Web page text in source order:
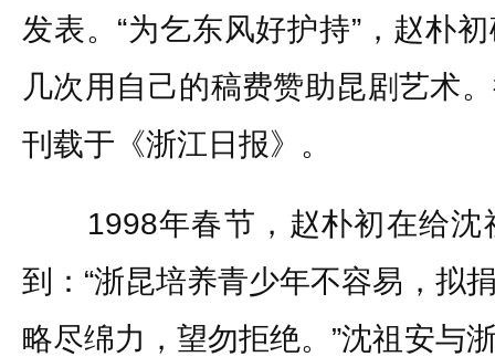
发表。“为乞东风好护持”，赵朴
几次用自己的稿费赞助昆剧艺术
刊载于《浙江日报》。
1998年春节，赵朴初在给沈
到：“浙昆培养青少年不容易，拟
略尽绵力，望勿拒绝。”沈祖安与